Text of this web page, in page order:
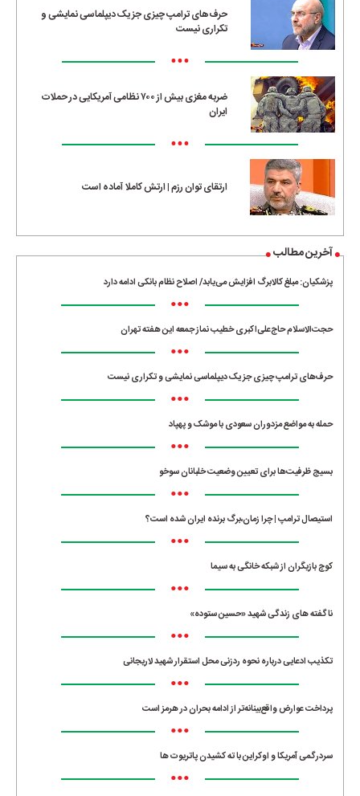
حرف‌های ترامپ چیزی جز یک دیپلماسی نمایشی و
تکراری نیست
•••
ضربه مغزی بیش از ۷۰۰ نظامی آمریکایی در حملات
ایران
•••
ارتقای توان رزم | ارتش کاملا آماده است
آخرین مطالب
پزشکیان: مبلغ کالابرگ افزایش می‌یابد/ اصلاح نظام بانکی ادامه دارد
•••
حجت‌الاسلام حاج‌علی‌اکبری خطیب نماز جمعه این هفته تهران
•••
حرف‌های ترامپ چیزی جز یک دیپلماسی نمایشی و تکراری نیست
•••
حمله به مواضع مزدوران سعودی با موشک و پهپاد
•••
بسیج ظرفیت‌ها برای تعیین وضعیت خلبانان سوخو
•••
استیصال ترامپ | چرا زمان،برگ برنده ایران شده است؟
•••
کوچ بازیگران از شبکه خانگی به سیما
•••
ناگفته های زندگی شهید «حسین ستوده»
•••
تکذیب ادعایی درباره نحوه ردزنی محل استقرار شهید لاریجانی
•••
پرداخت عوارض واقع‌بینانه‌تر از ادامه بحران در هرمز است
•••
سردرگمی آمریکا و اوکراین با ته کشیدن پاتریوت ها
•••